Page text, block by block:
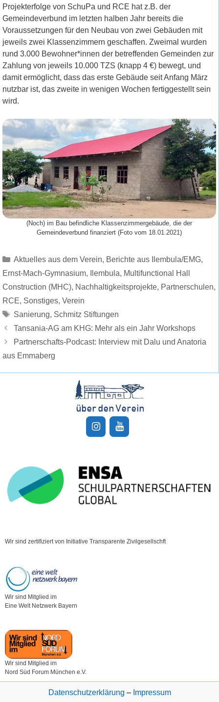
Projekterfolge von SchuPa und RCE hat z.B. der
Gemeindeverbund im letzten halben Jahr bereits die
Voraussetzungen für den Neubau von zwei Gebäuden mit
jeweils zwei Klassenzimmern geschaffen. Zweimal wurden
rund 3.000 Bewohner*innen der betreffenden Gemeinden zur
Zahlung von jeweils 10.000 TZS (knapp 4 €) bewegt, und
damit ermöglicht, dass das erste Gebäude seit Anfang März
nutzbar ist, das zweite in wenigen Wochen fertiggestellt sein
wird.
(Noch) im Bau befindliche Klassenzimmergebäude, die der
Gemeindeverbund finanziert (Foto vom 18.01.2021)
Kategorien
Aktuelles aus dem Verein, Berichte aus Ilembula/EMG,
Ernst-Mach-Gymnasium, Ilembula, Multifunctional Hall
Construction (MHC), Nachhaltigkeitsprojekte, Partnerschulen,
RCE, Sonstiges, Verein
Schlagwörter
Sanierung, Schmitz Stiftungen
Tansania-AG am KHG: Mehr als ein Jahr Workshops
Partnerschafts-Podcast: Interview mit Dalu und Anatoria
aus Emmaberg
Wir sind zertifiziert von Initiative Transparente Zivilgesellschft
Wir sind Mitglied im
Eine Welt Netzwerk Bayern
Wir sind Mitglied im
Nord Süd Forum München e.V.
Datenschutzerklärung – Impressum